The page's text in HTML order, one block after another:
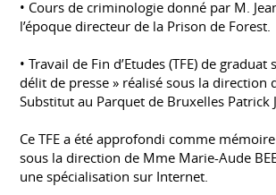
• Cours de criminologie donné par M.
l’époque directeur de la Prison de Forest.
• Travail de Fin d’Etudes (TFE) de
délit de presse » réalisé sous la direction
Substitut au Parquet de Bruxelles Patrick
Ce TFE a été approfondi comme
sous la direction de Mme Marie-Aude
une spécialisation sur Internet.